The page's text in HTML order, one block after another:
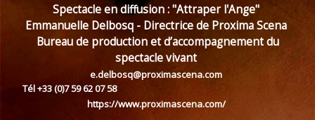
Spectacle en diffusion : "Attraper l'Ange"
Emmanuelle Delbosq - Directrice de Proxima Scena
Bureau de production et d’accompagnement du
spectacle vivant
e.delbosq@proximascena.com
Tél +33 (0)7 59 62 07 58
https://www.proximascena.com/